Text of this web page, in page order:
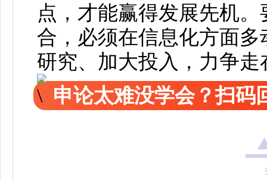
点，才能赢得发展先机
合，必须在信息化方面
研究、加大投入，力争走
申论太难没学会？扫码